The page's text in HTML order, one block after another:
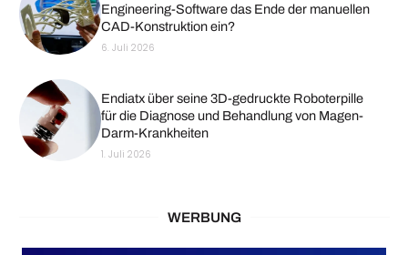
Engineering-Software das Ende der manuellen
CAD-Konstruktion ein?
6. Juli 2026
Endiatx über seine 3D-gedruckte Roboterpille
für die Diagnose und Behandlung von Magen-
Darm-Krankheiten
1. Juli 2026
WERBUNG